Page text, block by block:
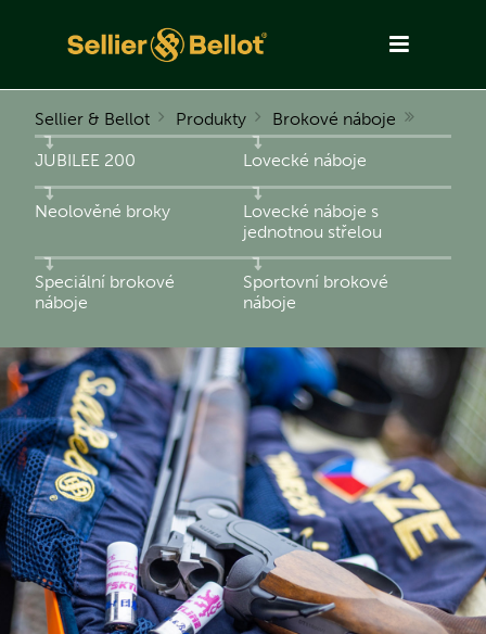
Sellier & Bellot Produkty Brokové náboje
JUBILEE 200 Lovecké náboje
Neolověné broky
Lovecké náboje s
jednotnou střelou
Speciální brokové
náboje
Sportovní brokové
náboje